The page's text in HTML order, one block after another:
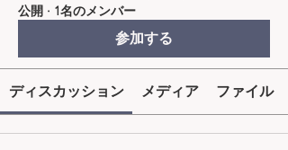
公開 · 1名のメンバー
参加する
ディスカッション メディア ファイル